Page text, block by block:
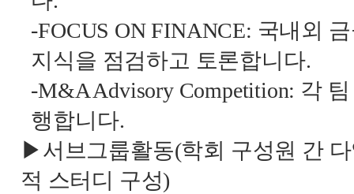
-FOCUS ON FINANCE: 국내외
지식을 점검하고 토론합니다.
-M&A Advisory Competition: 각
행합니다.
▶서브그룹활동(학회 구성원 간
적 스터디 구성)